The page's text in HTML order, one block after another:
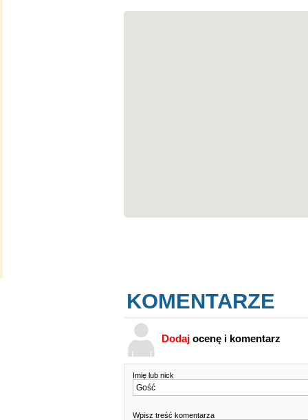
KOMENTARZE
Dodajocenę i komentarz
Imię lub nick
Wpisz treść komentarza